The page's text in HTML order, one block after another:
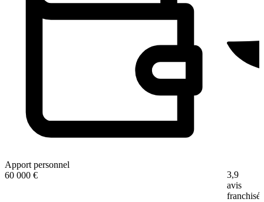
Apport personnel
60 000 €
3,9
avis
franchisé